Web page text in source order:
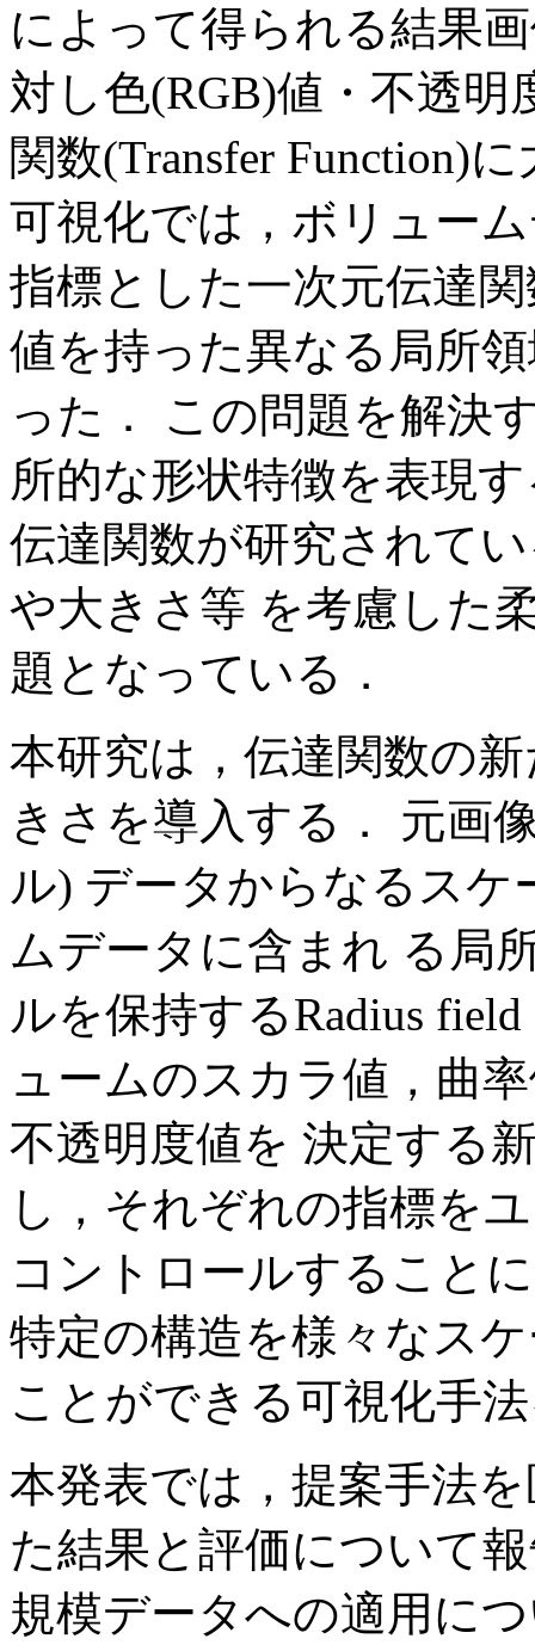
によって得られる結果
対し色(RGB)値・不透
関数(Transfer Function)
可視化では，ボリュー
指標とした一次元伝達
値を持った異なる局所
った． この問題を解決
所的な形状特徴を表現
伝達関数が研究されて
や大きさ等 を考慮した
題となっている．
本研究は，伝達関数の
きさを導入する． 元画
ル) データからなるスケ
ムデータに含まれ る局
ルを保持するRadius
ュームのスカラ値，曲
不透明度値を 決定する
し，それぞれの指標を
コントロールすること
特定の構造を様々なス
ことができる可視化手
本発表では，提案手法
た結果と評価について
規模データへの適用に